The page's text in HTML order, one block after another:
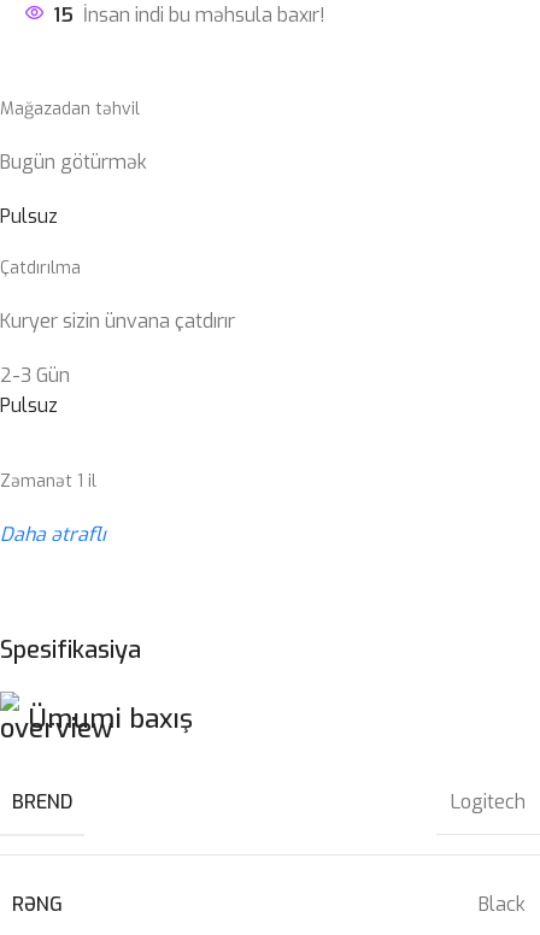
15 İnsan indi bu məhsula baxır!
Mağazadan təhvil
Bugün götürmək
Pulsuz
Çatdırılma
Kuryer sizin ünvana çatdırır
2-3 Gün
Pulsuz
Zəmanət 1 il
Daha ətraflı
Spesifikasiya
Ümumi baxış
BREND Logitech
RƏNG Black